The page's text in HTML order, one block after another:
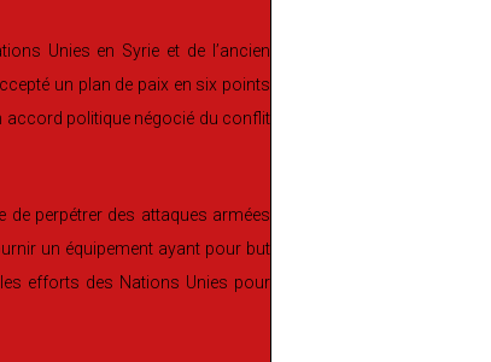
Unies en Syrie et de l’ancien
un plan de paix en six points
accord politique négocié du conflit
de perpétrer des attaques armées
un équipement ayant pour but
efforts des Nations Unies pour